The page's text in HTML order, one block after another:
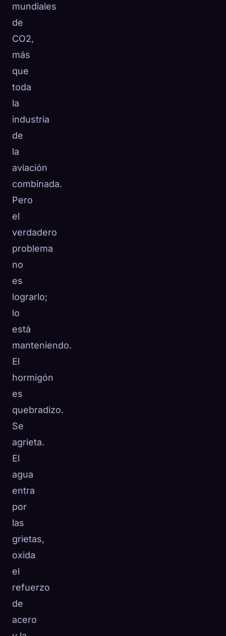
mundiales
de
CO2,
más
que
toda
la
industria
de
la
aviación
combinada.
Pero
el
verdadero
problema
no
es
lograrlo;
lo
está
manteniendo.
El
hormigón
es
quebradizo.
Se
agrieta.
El
agua
entra
por
las
grietas,
oxida
el
refuerzo
de
acero